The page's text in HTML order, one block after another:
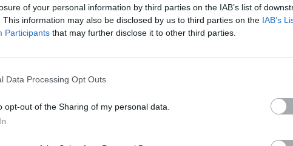
of your personal information by third parties on the IAB’s list of
This information may also be disclosed by us to third parties on the IAB’s
Participants that may further disclose it to other third parties.
Data Processing Opt Outs
opt-out of the Sharing of my personal data.
dies.
alle Produkte angezeigt die von anderen Spielern auf dem Markt
kein Angebot eingestellt.
nach dem
euch ab Zugang des Markes sofort angezeigt.